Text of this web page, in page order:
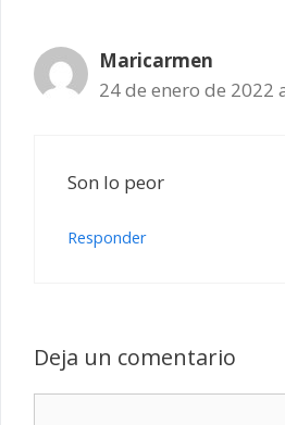
Maricarmen
24 de enero de 2022
Son lo peor
Responder
Deja un comentario